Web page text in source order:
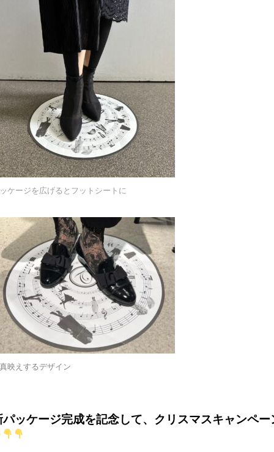
ケージを広げるとフットシートに
映えするデザイン
パッケージ完成を記念して、クリスマスキャンペー